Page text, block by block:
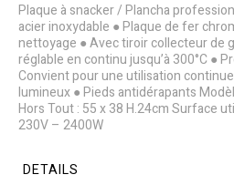
Plaque à snacker / Plancha
acier inoxydable ● Plaque de fer
nettoyage ● Avec tiroir collecteur de
réglable en continu jusqu’à 300°C ●
Convient pour une utilisation
lumineux ● Pieds antidérapants
Hors Tout : 55 x 38 H.24cm Surface
230V – 2400W
DETAILS